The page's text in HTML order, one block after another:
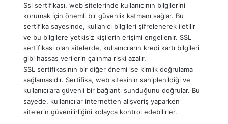
Ssl sertifikası, web sitelerinde kullanıcının bilgilerini
korumak için önemli bir güvenlik katmanı sağlar. Bu
sertifika sayesinde, kullanıcı bilgileri şifrelenerek iletilir
ve bu bilgilere yetkisiz kişilerin erişimi engellenir. SSL
sertifikası olan sitelerde, kullanıcıların kredi kartı bilgileri
gibi hassas verilerin çalınma riski azalır.
SSL sertifikasının bir diğer önemi ise kimlik doğrulama
sağlamasıdır. Sertifika, web sitesinin sahiplenildiği ve
kullanıcılara güvenli bir bağlantı sunduğunu doğrular. Bu
sayede, kullanıcılar internetten alışveriş yaparken
sitelerin güvenilirliğini kolayca kontrol edebilirler.